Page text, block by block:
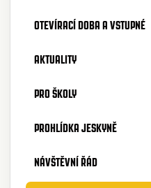
OTEVÍRACÍ DOBA A VSTUPNÉ
AKTUALITY
PRO ŠKOLY
PROHLÍDKA JESKYNĚ
NÁVŠTĚVNÍ ŘÁD